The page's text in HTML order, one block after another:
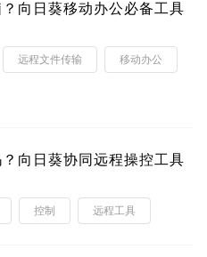
向日葵移动办公必备工具
远程文件传输 移动办公
向日葵协同远程操控工具
控制 远程工具